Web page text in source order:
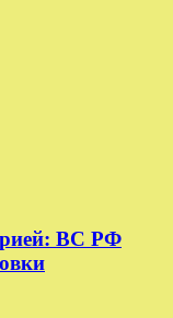
ВС РФ